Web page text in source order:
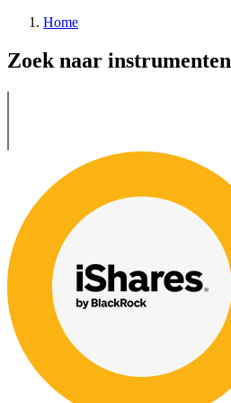
Home
Zoek naar instrumenten